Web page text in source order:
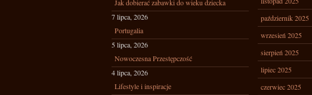
Jak dobierać zabawki do wieku dziecka
7 lipca, 2026
Portugalia
5 lipca, 2026
Nowoczesna Przestępczość
4 lipca, 2026
Lifestyle i inspiracje
październik 2025
wrzesień 2025
sierpień 2025
lipiec 2025
czerwiec 2025